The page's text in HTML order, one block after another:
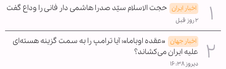
اخبار ایران حجت الاسلام سیّد صدرا هاشمی دار فانی را وداع گفت
۲ روز قبل
اخبار جهان «عقده اوباما»؛ آیا ترامپ را به سمت گزینه هسته‌ای
علیه ایران می‌کشاند؟
دیروز ۱۶:۳۸